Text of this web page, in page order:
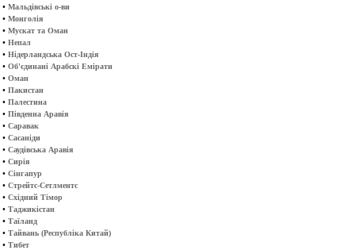
• Мальдівські о-ви
• Монголія
• Мускат та Оман
• Непал
• Нідерландська Ост-Індія
• Об'єдинані Арабскі Емірати
• Оман
• Пакистан
• Палестина
• Південна Аравія
• Саравак
• Сасаніди
• Саудівська Аравія
• Сирія
• Сінгапур
• Стрейтс-Сетлментс
• Східний Тімор
• Таджикістан
• Таїланд
• Тайвань (Республіка Китай)
• Тибет